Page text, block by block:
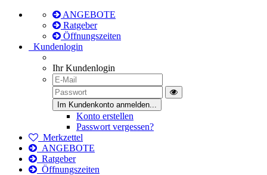
ANGEBOTE
Ratgeber
Öffnungszeiten
Kundenlogin
Ihr Kundenlogin
Konto erstellen
Passwort vergessen?
Merkzettel
ANGEBOTE
Ratgeber
Öffnungszeiten